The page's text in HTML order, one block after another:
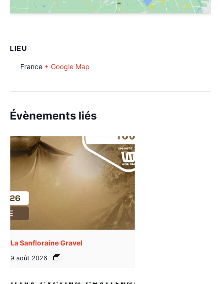
LIEU
France + Google Map
Évènements liés
La Sanfloraine Gravel
9 août 2026